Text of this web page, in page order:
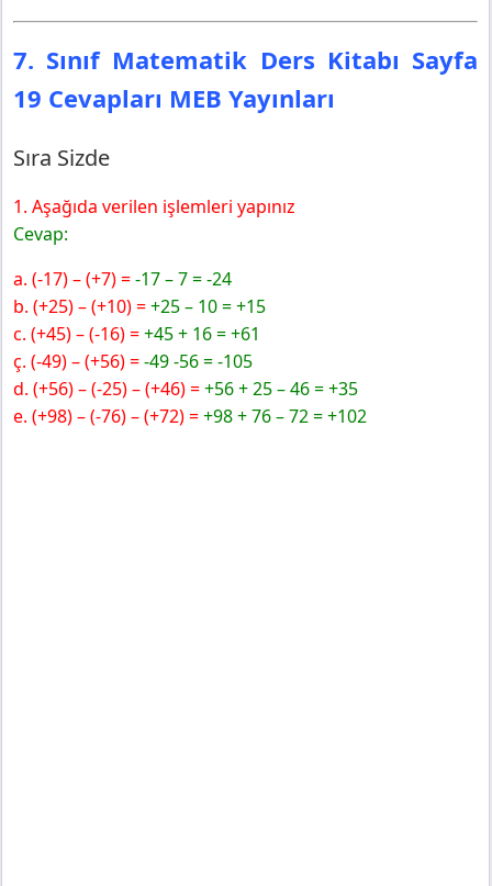
7. Sınıf Matematik Ders Kitabı Sayfa
19 Cevapları MEB Yayınları
Sıra Sizde
1. Aşağıda verilen işlemleri yapınız
Cevap:
a. (-17) – (+7) =-17 – 7 = -24
b. (+25) – (+10) =+25 – 10 = +15
c. (+45) – (-16) =+45 + 16 = +61
ç. (-49) – (+56) =-49 -56 = -105
d. (+56) – (-25) – (+46) =+56 + 25 – 46 = +35
e. (+98) – (-76) – (+72) =+98 + 76 – 72 = +102